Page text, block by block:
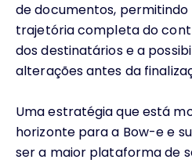
de documentos,
trajetória completa do
dos destinatários e a
alterações antes da
Uma estratégia que está
horizonte para a Bow-e e
ser a maior plataforma de